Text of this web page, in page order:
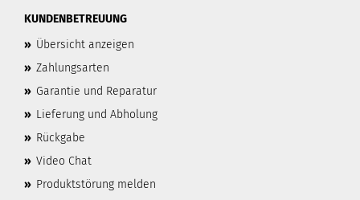
KUNDENBETREUUNG
» Übersicht anzeigen
» Zahlungsarten
» Garantie und Reparatur
» Lieferung und Abholung
» Rückgabe
» Video Chat
» Produktstörung melden